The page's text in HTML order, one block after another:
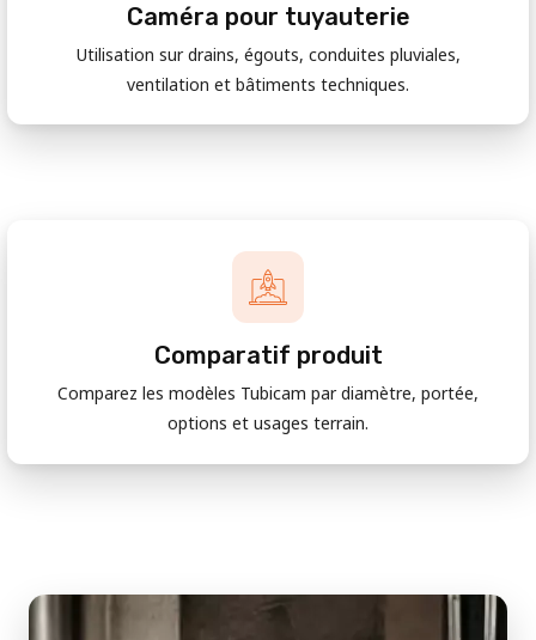
Caméra pour tuyauterie
Utilisation sur drains, égouts, conduites pluviales,
ventilation et bâtiments techniques.
Comparatif produit
Comparez les modèles Tubicam par diamètre, portée,
options et usages terrain.